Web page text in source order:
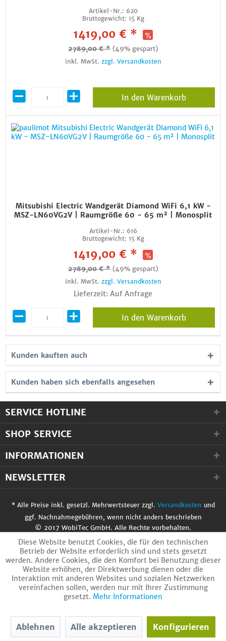
Artikel-Nr.: 620
Bruttogewicht: 15 Kg
1419,00 € *
2789,00 € * (49% gespart)
inkl. MwSt. zzgl. Versandkosten
In den Warenkorb
Mitsubishi Electric Wandgerät Diamond WiFi 6,1 kW -
MSZ-LN60VG2V | Raumgröße 60 - 65 m² | Monosplit
Artikel-Nr.: 616
Bruttogewicht: 15 Kg
1419,00 € *
2789,00 € * (49% gespart)
inkl. MwSt. zzgl. Versandkosten
Lieferzeit: Auf Anfrage
In den Warenkorb
Kunden kauften auch
Kunden haben sich ebenfalls angesehen
SERVICE HOTLINE
SHOP SERVICE
INFORMATIONEN
NEWSLETTER
* Alle Preise inkl. gesetzl. Mehrwertsteuer zzgl. Versandkosten und
ggf. Nachnahmegebühren, wenn nicht anders beschrieben
© 2017 WobiTec GmbH. Alle Rechte vorbehalten.
Diese Website benutzt Cookies, die für den technischen
Betrieb der Website erforderlich sind und stets gesetzt
werden. Andere Cookies, die den Komfort bei Benutzung dieser
Website erhöhen, der Direktwerbung dienen oder die
Interaktion mit anderen Websites und sozialen Netzwerken
vereinfachen sollen, werden nur mit Ihrer Zustimmung
gesetzt. Mehr Informationen
Ablehnen Alle akzeptieren Konfigurieren